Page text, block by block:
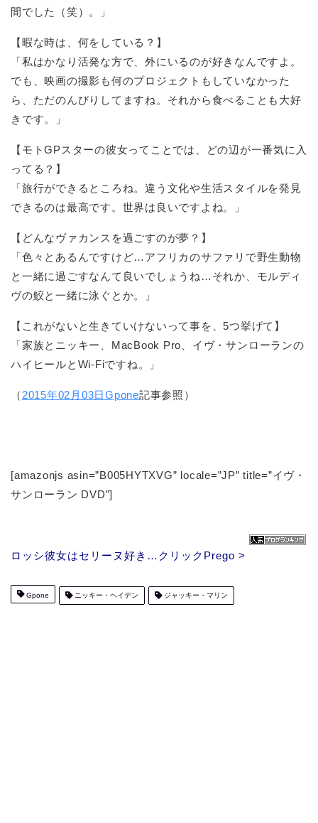
間でした（笑）。」
【暇な時は、何をしている？】
「私はかなり活発な方で、外にいるのが好きなんですよ。
でも、映画の撮影も何のプロジェクトもしていなかった
ら、ただのんびりしてますね。それから食べることも大好
きです。」
【モトGPスターの彼女ってことでは、どの辺が一番気に入
ってる？】
「旅行ができるところね。違う文化や生活スタイルを発見
できるのは最高です。世界は良いですよね。」
【どんなヴァカンスを過ごすのが夢？】
「色々とあるんですけど…アフリカのサファリで野生動物
と一緒に過ごすなんて良いでしょうね…それか、モルディ
ヴの鮫と一緒に泳ぐとか。」
【これがないと生きていけないって事を、5つ挙げて】
「家族とニッキー、MacBook Pro、イヴ・サンローランの
ハイヒールとWi-Fiですね。」
（ 2015年02月03日Gpone記事参照）
[amazonjs asin=”B005HYTXVG” locale=”JP” title=”イヴ・
サンローラン DVD”]
ロッシ彼女はセリーヌ好き…クリックPrego >
Gpone ニッキー・ヘイデン ジャッキー・マリン